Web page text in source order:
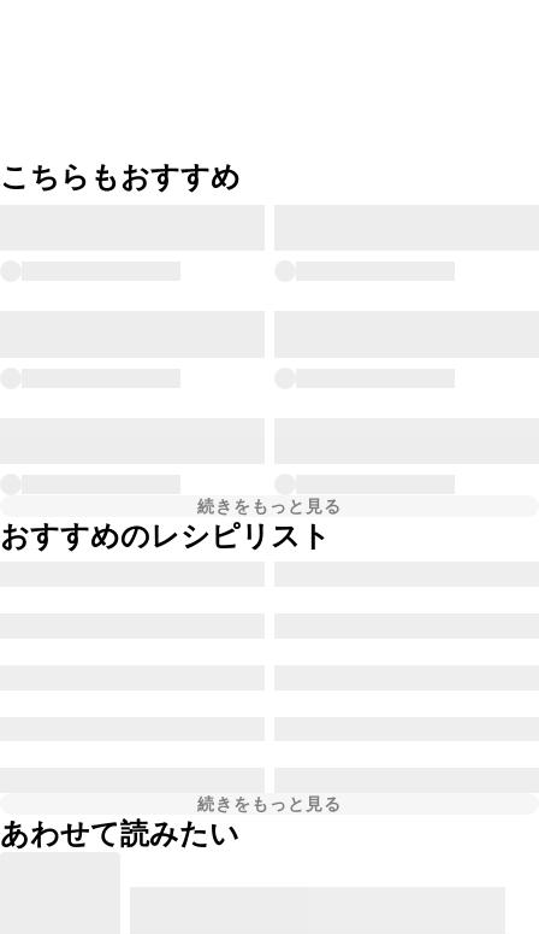
こちらもおすすめ
続きをもっと見る
おすすめのレシピリスト
続きをもっと見る
あわせて読みたい